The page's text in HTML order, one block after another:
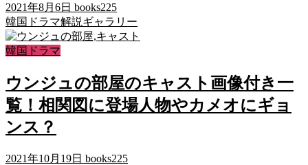
2021年8月6日 books225
韓国ドラマ解説ギャラリー
韓国ドラマ
ウンジュの部屋のキャスト画像付き一
覧！相関図に登場人物やカメオにギョ
ンス？
2021年10月19日 books225